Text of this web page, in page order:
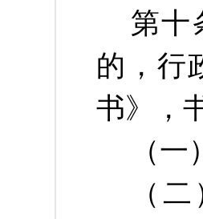
第十
的，行
书》，
（
（